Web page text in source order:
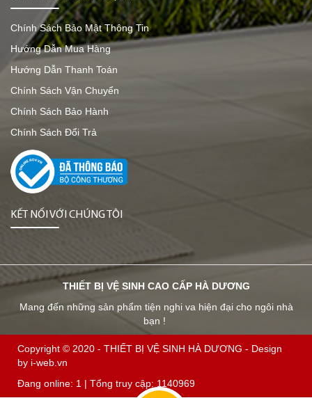
Chính Sách Bảo Mật Thông Tin
Hướng Dẫn Mua Hàng
Hướng Dẫn Thanh Toán
Chính Sách Vận Chuyển
Chính Sách Bảo Hành
Chính Sách Đổi Trả
KẾT NỐI VỚI CHÚNG TÔI
THIẾT BỊ VỆ SINH CAO CẤP HÀ DƯƠNG
Mang đến những sản phẩm tiện nghi va hiện đại cho ngôi nhà
bạn !
Copyright © 2020 - THIẾT BỊ VỆ SINH HÀ DƯƠNG - Design
by i-web.vn
Đang online: 1 | Tổng truy cập: 1140969